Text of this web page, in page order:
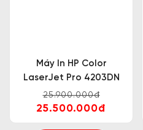
Máy In HP Color
LaserJet Pro 4203DN
25.900.000đ
25.500.000đ